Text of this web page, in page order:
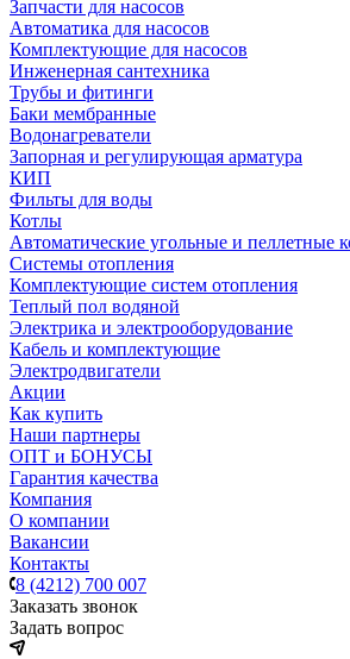
Запчасти для насосов
Автоматика для насосов
Комплектующие для насосов
Инженерная сантехника
Трубы и фитинги
Баки мембранные
Водонагреватели
Запорная и регулирующая арматура
КИП
Фильты для воды
Котлы
Автоматические угольные и пеллетные
Системы отопления
Комплектующие систем отопления
Теплый пол водяной
Электрика и электрооборудование
Кабель и комплектующие
Электродвигатели
Акции
Как купить
Наши партнеры
ОПТ и БОНУСЫ
Гарантия качества
Компания
О компании
Вакансии
Контакты
8 (4212) 700 007
Заказать звонок
Задать вопрос